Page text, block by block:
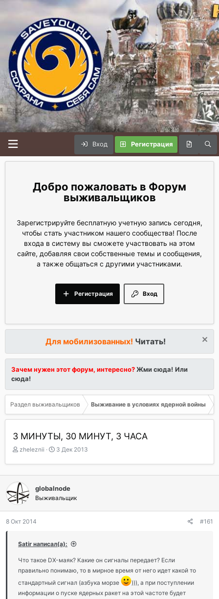
Вход Регистрация
Форум
выживальщиков
Зарегистрируйте бесплатную учетную запись сегодня,
чтобы стать участником нашего сообщества! После
входа в систему вы сможете участвовать на этом
сайте, добавляя свои собственные темы и сообщения,
а также общаться с другими участниками.
Вход
Регистрация
Для мобилизованных! Читать!
Зачем нужен этот форум, интересно?Жми сюда! Или
сюда!
Раздел выживальщиков Выживание в условиях ядерной войны
3 МИНУТЫ, 30 МИНУТ, 3 ЧАСА
А
т
о
р
т
е
м
ы
zheleznii
Д
т
а
а
ч
а
3 Дек 2013
globalnode
Выживальщик
8 Окт 2014 #161
Satir написал(а):
Что такое DX-маяк? Какие он сигналы передает? Если
правильно понимаю, то в мирное время от него идет какой то
стандартный сигнал (азбука морзе
))), а при поступлении
информации о пуске ядерных ракет на этой частоте будет